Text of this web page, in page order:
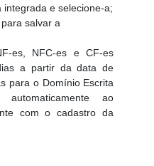
e selecione-a;
salvar a
es, NFC-es e CF-es
a partir da data de
para o Domínio Escrita
ao
com o cadastro da